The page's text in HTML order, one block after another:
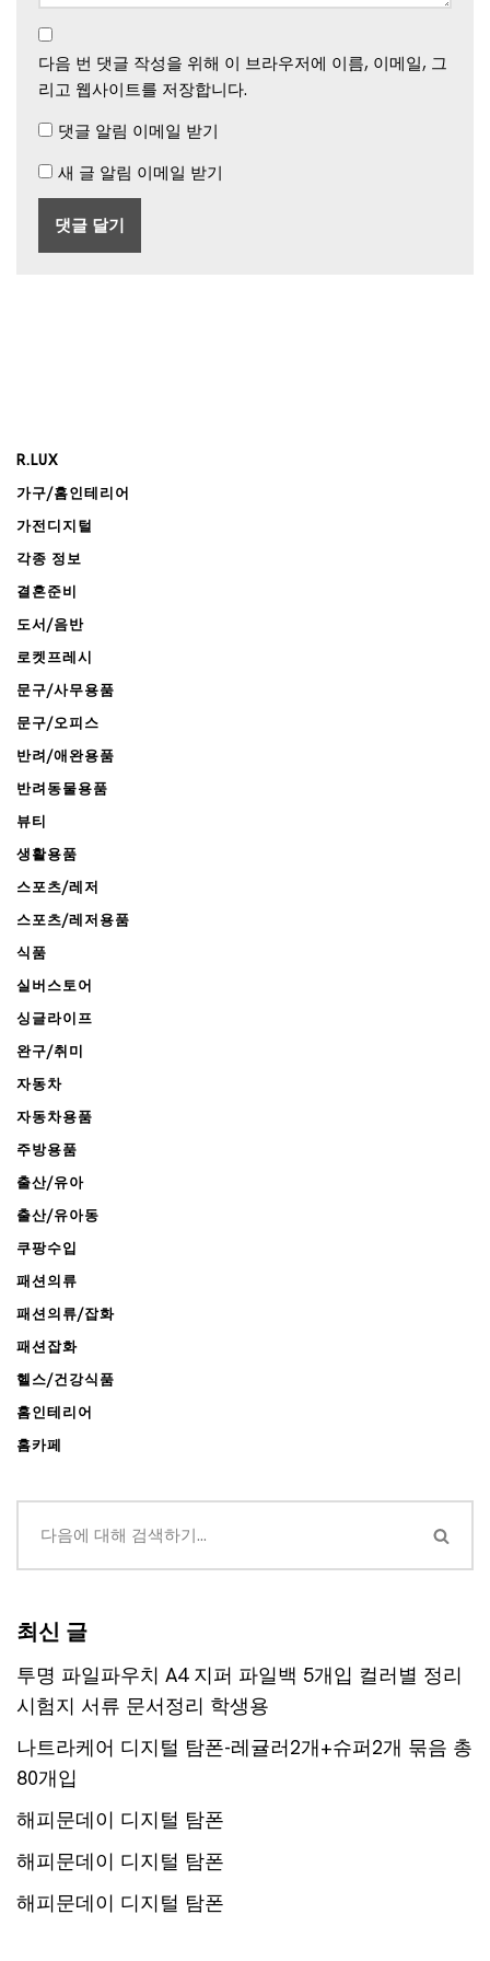
다음 번 댓글 작성을 위해 이 브라우저에 이름, 이메일, 그
리고 웹사이트를 저장합니다.
댓글 알림 이메일 받기
새 글 알림 이메일 받기
R.LUX
가구/홈인테리어
가전디지털
각종 정보
결혼준비
도서/음반
로켓프레시
문구/사무용품
문구/오피스
반려/애완용품
반려동물용품
뷰티
생활용품
스포츠/레저
스포츠/레저용품
식품
실버스토어
싱글라이프
완구/취미
자동차
자동차용품
주방용품
출산/유아
출산/유아동
쿠팡수입
패션의류
패션의류/잡화
패션잡화
헬스/건강식품
홈인테리어
홈카페
최신 글
투명 파일파우치 A4 지퍼 파일백 5개입 컬러별 정리
시험지 서류 문서정리 학생용
나트라케어 디지털 탐폰-레귤러2개+슈퍼2개 묶음 총
80개입
해피문데이 디지털 탐폰
해피문데이 디지털 탐폰
해피문데이 디지털 탐폰